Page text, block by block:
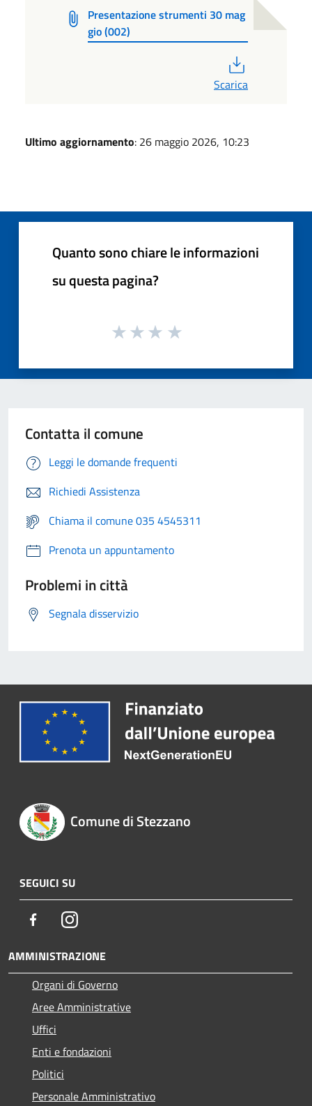
Presentazione strumenti 30 mag
gio (002)
Scarica
Ultimo aggiornamento: 26 maggio 2026, 10:23
Quanto sono chiare le informazioni
su questa pagina?
Contatta il comune
Leggi le domande frequenti
Richiedi Assistenza
Chiama il comune 035 4545311
Prenota un appuntamento
Problemi in città
Segnala disservizio
Comune di Stezzano
SEGUICI SU
FacebookInstagram
AMMINISTRAZIONE
Organi di Governo
Aree Amministrative
Uffici
Enti e fondazioni
Politici
Personale Amministrativo